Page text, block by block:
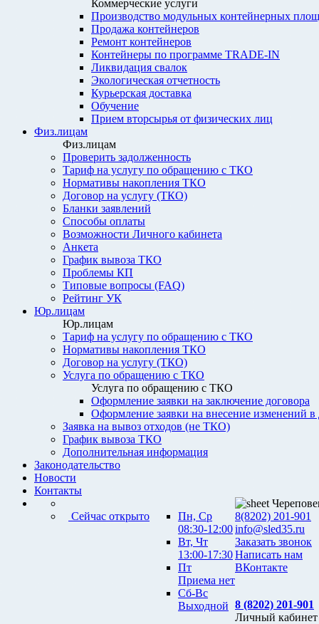
Коммерческие услуги
Производство модульных контейнерных
Продажа контейнеров
Ремонт контейнеров
Контейнеры по программе TRADE-IN
Ликвидация свалок
Экологическая отчетность
Курьерская доставка
Обучение
Прием вторсырья от физических лиц
Физ.лицам
Физ.лицам
Проверить задолженность
Тариф на услугу по обращению с ТКО
Нормативы накопления ТКО
Договор на услугу (ТКО)
Бланки заявлений
Способы оплаты
Возможности Личного кабинета
Анкета
График вывоза ТКО
Проблемы КП
Типовые вопросы (FAQ)
Рейтинг УК
Юр.лицам
Юр.лицам
Тариф на услугу по обращению с ТКО
Нормативы накопления ТКО
Договор на услугу (ТКО)
Услуга по обращению с ТКО
Услуга по обращению с ТКО
Оформление заявки на заключение договора
Оформление заявки на внесение изменений в
Заявка на вывоз отходов (не ТКО)
График вывоза ТКО
Дополнительная информация
Законодательство
Новости
Контакты
Сейчас открыто
Пн, Ср
08:30-12:00
Вт, Чт
13:00-17:30
Пт
Приема нет
Сб-Вс
Выходной
8(8202) 201-901
info@sled35.ru
Заказать звонок
Написать нам
ВКонтакте
8 (8202) 201-901
Личный кабинет